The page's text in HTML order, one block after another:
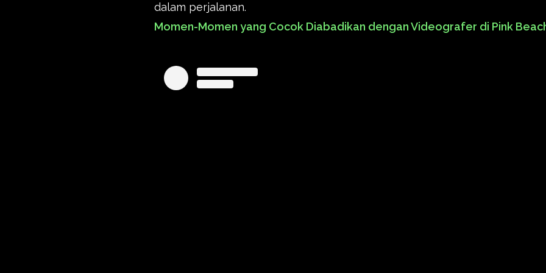
dalam perjalanan.
Momen-Momen yang Cocok Diabadikan dengan Videografer di Pink